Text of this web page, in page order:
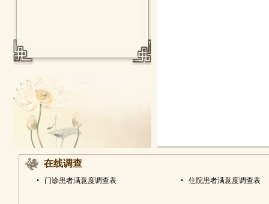
在线调查
• 门诊患者满意度调查表 • 住院患者满意度调查表